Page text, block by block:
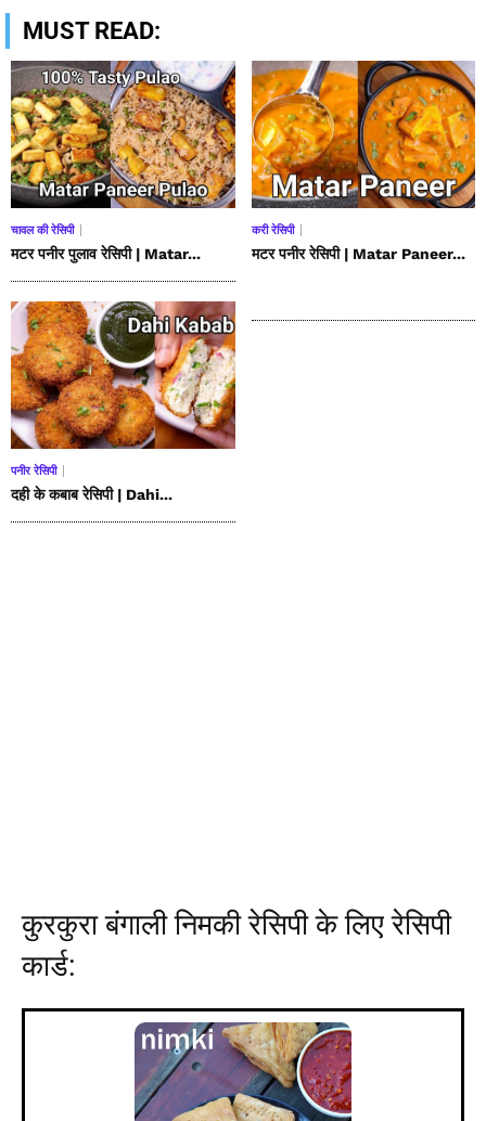
MUST READ:
चावल की रेसिपी
मटर पनीर पुलाव रेसिपी | Matar...
करी रेसिपी
मटर पनीर रेसिपी | Matar Paneer...
पनीर रेसिपी
दही के कबाब रेसिपी | Dahi...
कुरकुराबंगालीनिमकी रेसिपी के लिए रेसिपी
कार्ड: